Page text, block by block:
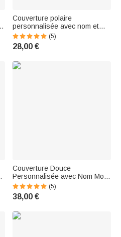
Couverture polaire
personnalisée avec nom et
imprimé fourrure de vache
Baby Shower Cadeau pour
nouveau-né
(5)
28,00 €
Couverture Douce
Personnalisée avec Nom Motif
Couronne de Fleurs Cadeau
pour Bébé Nouveau-Né
(5)
38,00 €